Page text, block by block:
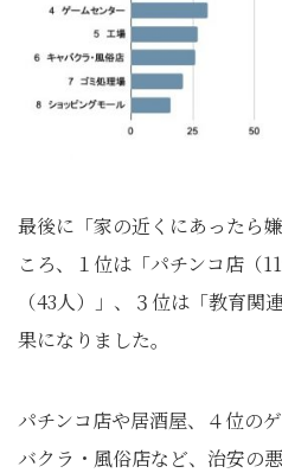
最後に「家の近くにあったら
ころ、１位は「パチンコ店（
（43人）」、３位は「教育関
果になりました。
パチンコ店や居酒屋、４位の
バクラ・風俗店など、治安の